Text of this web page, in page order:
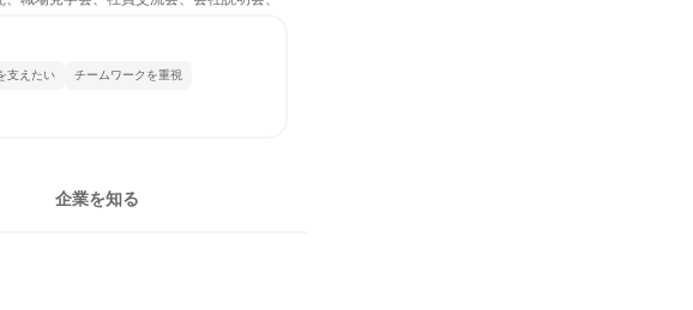
支えたい チームワークを重視
企業を知る